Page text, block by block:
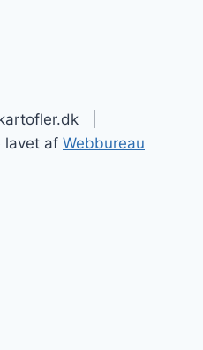
|
lavet af Webbureau